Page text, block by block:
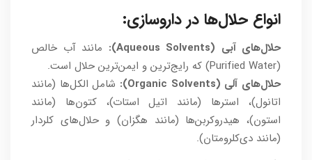
انواع حلال‌ها در داروسازی:
حلال‌های آبی (Aqueous Solvents):
مانند آب خالص
(Purified Water) که رایج‌ترین و ایمن‌ترین حلال است.
حلال‌های آلی (Organic Solvents):
شامل الکل‌ها (مانند
اتانول)، استرها (مانند اتیل استات)، کتون‌ها (مانند
استون)، هیدروکربن‌ها (مانند هگزان) و حلال‌های کلردار
(مانند دی‌کلرومتان).